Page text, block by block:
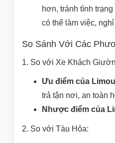
hơn, tránh tình
có thể làm việc,
So Sánh Với Các
1. So với Xe Khách
Ưu điểm của
trả tận nơi, an toàn
Nhược điểm của
2. So với Tàu Hỏa: